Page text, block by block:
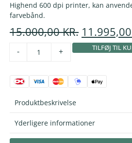
Highend 600 dpi printer, kan
farvebånd.
15.000,00KR. 11.995,00
- + TILFØJ TIL
Produktbeskrivelse
Yderligere informationer